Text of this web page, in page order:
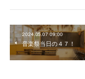
2024.05.07 09:00
音楽祭当日の４７！